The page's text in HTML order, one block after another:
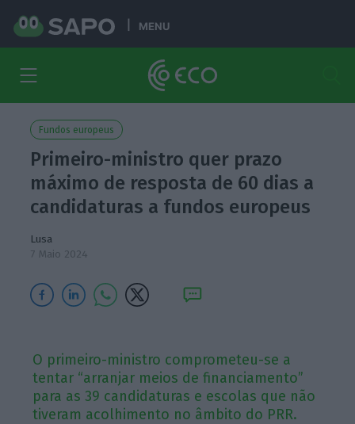
MENU
Fundos europeus
Primeiro-ministro quer prazo
máximo de resposta de 60 dias a
candidaturas a fundos europeus
Lusa
7 Maio 2024
O primeiro-ministro comprometeu-se a
tentar “arranjar meios de financiamento”
para as 39 candidaturas e escolas que não
tiveram acolhimento no âmbito do PRR.